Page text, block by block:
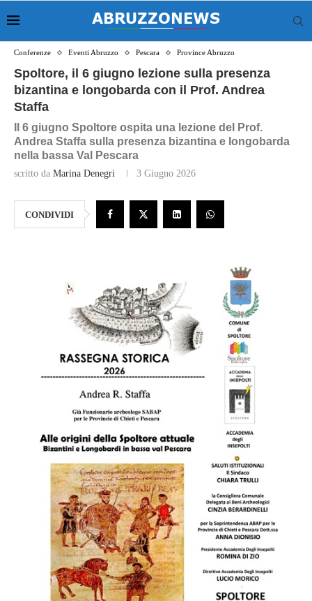
Conferenze Eventi Abruzzo Pescara Province Abruzzo
Spoltore, il 6 giugno lezione sulla presenza
bizantina e longobarda con il Prof. Andrea
Staffa
Il 6 giugno Spoltore ospita una lezione del Prof.
Andrea Staffa sulla presenza bizantina e longobarda
nella bassa Val Pescara
scritto da Marina Denegri 3 Giugno 2026
CONDIVIDI